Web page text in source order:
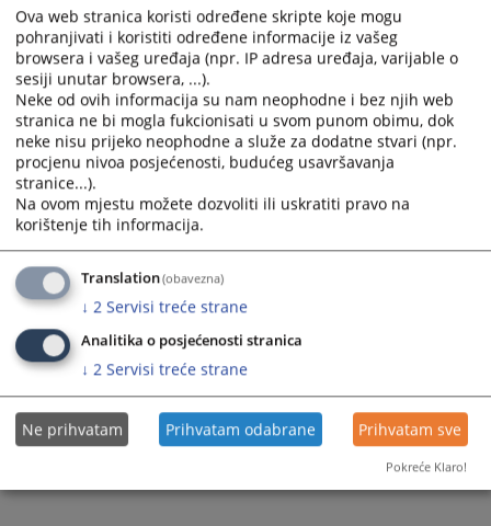
dana 16.03.2026. godine
41 0 K 108914 26 Kod 23.02.2026. godine, pravosnažna
dana 19.03.2026. godine
41 0 K 108611 26 Kod 25.03.2026. godine, pravosnažna
dana 29.04.2026. godine
41 0 K 108192 26 Kod 24.03.2026. godine, pravosnažna
dana 04.05.2026. godine
41 0 K 108514 26 Kod 21.04.2026. godine, pravosnažna
dana 18.05.2026. godine
843PREGLEDA
Ova web stranica koristi određene skripte koje mogu
pohranjivati i koristiti određene informacije iz vašeg
browsera i vašeg uređaja (npr. IP adresa uređaja, varijable o
sesiji unutar browsera, ...).
Neke od ovih informacija su nam neophodne i bez njih web
stranica ne bi mogla fukcionisati u svom punom obimu, dok
neke nisu prijeko neophodne a služe za dodatne stvari (npr.
procjenu nivoa posjećenosti, budućeg usavršavanja
stranice...).
Na ovom mjestu možete dozvoliti ili uskratiti pravo na
korištenje tih informacija.
Translation(obavezna)
↓ 2 Servisi treće strane
Analitika o posjećenosti stranica
↓ 2 Servisi treće strane
Ne prihvatam Prihvatam odabrane Prihvatam sve
Pokreće Klaro!